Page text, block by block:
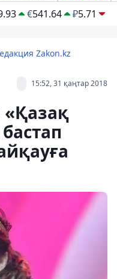
€541.64 ₽5.71
Zakon.kz
15:52, 31 қаңтар 2018
«Қазақ